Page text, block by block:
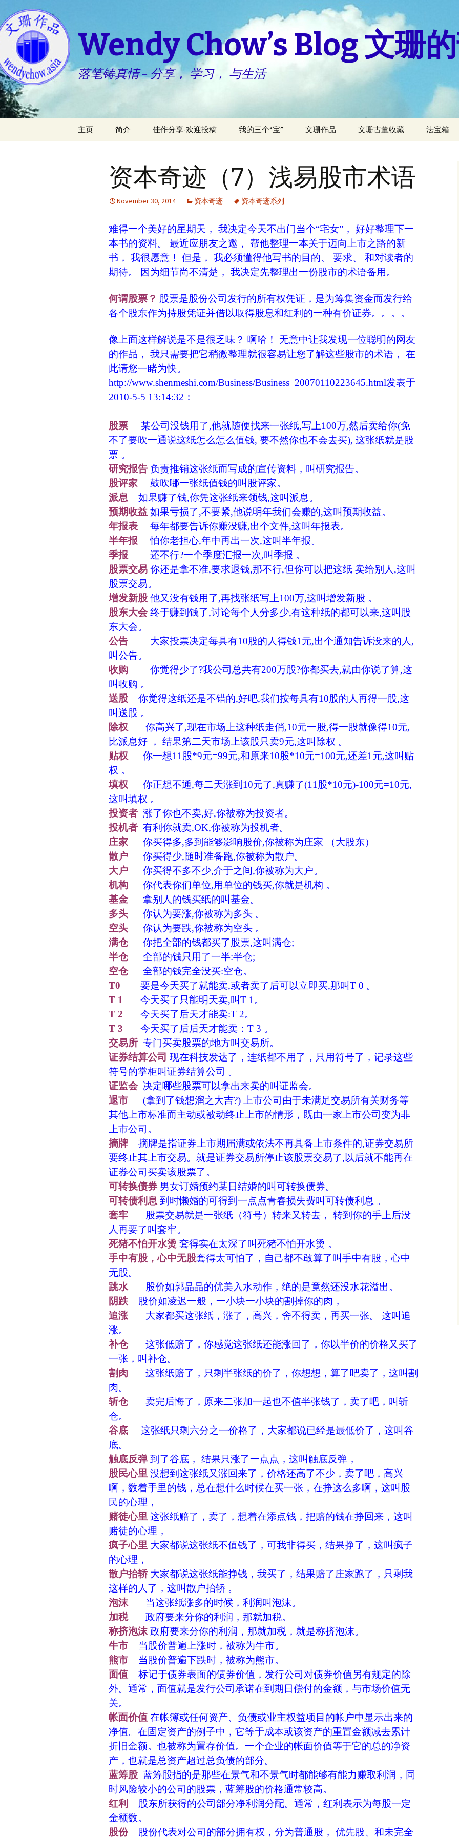
Wendy Chow’s Blog 文珊
落笔铸真情 – 分享， 学习， 与生活
Skip
主页 简介 佳作分享-欢迎投稿
心灵园地 – 婉君
我的三个“宝”
亚伦与妈妈
柏伦与妈妈
文珊作品
房屋的故事
文珊古董收藏 法宝箱
资本奇迹（7）浅易股市术语
November 30, 2014 资本奇迹 资本奇迹系列
难得一个美好的星期天， 我决定今天不出门当个“宅女”， 好好整理下一
本书的资料。 最近应朋友之邀， 帮他整理一本关于迈向上市之路的新
书， 我很愿意！ 但是， 我必须懂得他写书的目的、 要求、 和对读者的
期待。 因为细节尚不清楚， 我决定先整理出一份股市的术语备用。
何谓股票？ 股票是股份公司发行的所有权凭证，是为筹集资金而发行给
各个股东作为持股凭证并借以取得股息和红利的一种有价证券。。。。
像上面这样解说是不是很乏味？ 啊哈！ 无意中让我发现一位聪明的网友
的作品， 我只需要把它稍微整理就很容易让您了解这些股市的术语， 在
此请您一睹为快。
http://www.shenmeshi.com/Business/Business_20070110223645.html发表于
2010-5-5 13:14:32：
股票 某公司没钱用了,他就随便找来一张纸,写上100万,然后卖给你(免
不了要吹一通说这纸怎么怎么值钱, 要不然你也不会去买), 这张纸就是股
票 。
研究报告 负责推销这张纸而写成的宣传资料，叫研究报告。
股评家 鼓吹哪一张纸值钱的叫股评家。
派息 如果赚了钱,你凭这张纸来领钱,这叫派息。
预期收益 如果亏损了,不要紧,他说明年我们会赚的,这叫预期收益。
年报表 每年都要告诉你赚没赚,出个文件,这叫年报表。
半年报 怕你老担心,年中再出一次,这叫半年报。
季报
还不行?一个季度汇报一次,叫季报 。
股票交易 你还是拿不准,要求退钱,那不行,但你可以把这纸 卖给别人,这叫
股票交易。
增发新股 他又没有钱用了,再找张纸写上100万,这叫增发新股 。
股东大会终于赚到钱了,讨论每个人分多少,有这种纸的都可以来,这叫股
东大会。
公告 大家投票决定每具有10股的人得钱1元,出个通知告诉没来的人,
叫公告。
收购
你觉得少了?我公司总共有200万股?你都买去,就由你说了算,这
叫收购 。
送股 你觉得这纸还是不错的,好吧,我们按每具有10股的人再得一股,这
叫送股 。
除权 你高兴了,现在市场上这种纸走俏,10元一股,得一股就像得10元,
比派息好 ， 结果第二天市场上该股只卖9元,这叫除权 。
贴权 你一想11股*9元=99元,和原来10股*10元=100元,还差1元,这叫贴
权 。
填权 你正想不通,每二天涨到10元了,真赚了(11股*10元)-100元=10元,
这叫填权 。
投资者 涨了你也不卖,好,你被称为投资者。
投机者 有利你就卖,OK,你被称为投机者。
庄家 你买得多,多到能够影响股价,你被称为庄家 （大股东）
散户 你买得少,随时准备跑,你被称为散户。
大户 你买得不多不少,介于之间,你被称为大户。
机构 你代表你们单位,用单位的钱买,你就是机构 。
基金 拿别人的钱买纸的叫基金。
多头 你认为要涨,你被称为多头 。
空头 你认为要跌,你被称为空头 。
满仓
你把全部的钱都买了股票,这叫满仓;
半仓全部的钱只用了一半:半仓;
空仓全部的钱完全没买:空仓。
T0
要是今天买了就能卖,或者卖了后可以立即买,那叫T 0 。
T 1
今天买了只能明天卖,叫T 1。
T 2
今天买了后天才能卖:T 2。
T 3
今天买了后后天才能卖：T 3 。
交易所 专门买卖股票的地方叫交易所。
证券结算公司 现在科技发达了，连纸都不用了，只用符号了，记录这些
符号的掌柜叫证券结算公司 。
证监会决定哪些股票可以拿出来卖的叫证监会。
退市 (拿到了钱想溜之大吉?) 上市公司由于未满足交易所有关财务等
其他上市标准而主动或被动终止上市的情形，既由一家上市公司变为非
上市公司。
摘牌 摘牌是指证券上市期届满或依法不再具备上市条件的,证券交易所
要终止其上市交易。就是证券交易所停止该股票交易了,以后就不能再在
证券公司买卖该股票了。
可转换债券 男女订婚预约某日结婚的叫可转换债券。
可转债利息 到时懒婚的可得到一点点青春损失费叫可转债利息 。
套牢 股票交易就是一张纸（符号）转来又转去， 转到你的手上后没
人再要了叫套牢。
死猪不怕开水烫 套得实在太深了叫死猪不怕开水烫 。
手中有股，心中无股套得太可怕了，自己都不敢算了叫手中有股，心中
无股。
跳水 股价如郭晶晶的优美入水动作，绝的是竟然还没水花溢出。
阴跌 股价如凌迟一般，一小块一小块的割掉你的肉，
追涨 大家都买这张纸，涨了，高兴，舍不得卖，再买一张。 这叫追
涨。
补仓这张低赔了，你感觉这张纸还能涨回了，你以半价的价格又买了
一张，叫补仓。
割肉
这张纸赔了，只剩半张纸的价了，你想想，算了吧卖了，这叫割
肉。
斩仓卖完后悔了，原来二张加一起也不值半张钱了，卖了吧，叫斩
仓。
谷底 这张纸只剩六分之一价格了，大家都说已经是最低价了，这叫谷
底。
触底反弹到了谷底， 结果只涨了一点点，这叫触底反弹，
股民心里 没想到这张纸又涨回来了，价格还高了不少，卖了吧，高兴
啊，数着手里的钱，总在想什么时候在买一张，在挣这么多啊，这叫股
民的心理，
赌徒心里 这张纸赔了，卖了，想着在添点钱，把赔的钱在挣回来，这叫
赌徒的心理，
疯子心里 大家都说这张纸不值钱了，可我非得买，结果挣了，这叫疯子
的心理，
散户抬轿大家都说这张纸能挣钱，我买了，结果赔了庄家跑了，只剩我
这样的人了，这叫散户抬轿 。
泡沫
当这张纸涨多的时候，利润叫泡沫。
加税
政府要来分你的利润，那就加税。
称挤泡沫 政府要来分你的利润，那就加税，就是称挤泡沫。
牛市 当股价普遍上涨时，被称为牛市。
熊市 当股价普遍下跌时，被称为熊市。
面值 标记于债券表面的债券价值，发行公司对债券价值另有规定的除
外。通常，面值就是发行公司承诺在到期日偿付的金额，与市场价值无
关。
帐面价值 在帐簿或任何资产、负债或业主权益项目的帐户中显示出来的
净值。在固定资产的例子中，它等于成本或该资产的重置金额减去累计
折旧金额。也被称为置存价值。一个企业的帐面价值等于它的总的净资
产，也就是总资产超过总负债的部分。
蓝筹股 蓝筹股指的是那些在景气和不景气时都能够有能力赚取利润，同
时风险较小的公司的股票，蓝筹股的价格通常较高。
红利
股东所获得的公司部分净利润分配。通常，红利表示为每股一定
金额数。
股份
股份代表对公司的部分拥有权，分为普通股， 优先股、和未完全